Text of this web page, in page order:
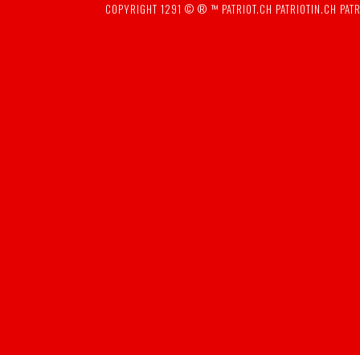
COPYRIGHT 1291 © ® ™ PATRIOT.CH PATRIOTIN.CH